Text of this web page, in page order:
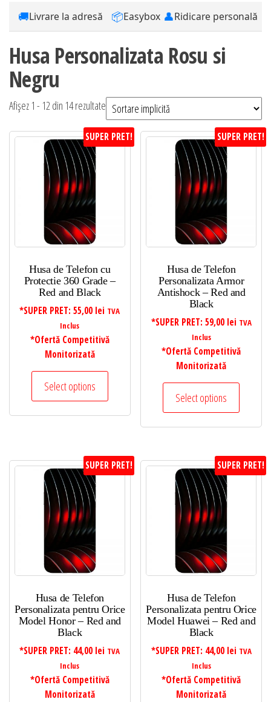
🚚Livrare la adresă 📦Easybox 👤Ridicare personală
Husa Personalizata Rosu si
Negru
Afișez 1 - 12 din 14 rezultate
SUPER PRET!
Husa de Telefon cu
Protectie 360 Grade –
Red and Black
*SUPER PRET:55,00 lei TVA
Inclus
*Ofertă Competitivă
Monitorizată
Select options
SUPER PRET!
Husa de Telefon
Personalizata Armor
Antishock – Red and
Black
*SUPER PRET: 59,00 lei TVA
Inclus
*Ofertă Competitivă
Monitorizată
Select options
SUPER PRET!
Husa de Telefon
Personalizata pentru Orice
Model Honor – Red and
Black
*SUPER PRET: 44,00 lei TVA
Inclus
*Ofertă Competitivă
Monitorizată
SUPER PRET!
Husa de Telefon
Personalizata pentru Orice
Model Huawei – Red and
Black
*SUPER PRET: 44,00 lei TVA
Inclus
*Ofertă Competitivă
Monitorizată